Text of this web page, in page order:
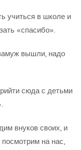
учиться в школе и
«спасибо».
вышли, надо
сюда с детьми
внуков своих, и
на нас,